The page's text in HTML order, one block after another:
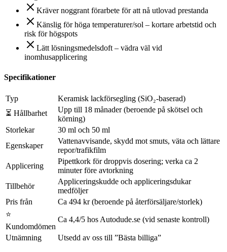
Kräver noggrant förarbete för att nå utlovad prestanda
Känslig för höga temperaturer/sol – kortare arbetstid och
risk för högspots
Lätt lösningsmedelsdoft – vädra väl vid
inomhusapplicering
Specifikationer
Typ
Keramisk lackförsegling (SiO₂-baserad)
⏳ Hållbarhet
Upp till 18 månader (beroende på skötsel och
körning)
Storlekar
30 ml och 50 ml
Egenskaper
Vattenavvisande, skydd mot smuts, väta och lättare
repor/trafikfilm
Applicering
Pipettkork för droppvis dosering; verka ca 2
minuter före avtorkning
Tillbehör
Appliceringskudde och appliceringsdukar
medföljer
Pris från
Ca 494 kr (beroende på återförsäljare/storlek)
⭐
Kundomdömen
Ca 4,4/5 hos Autodude.se (vid senaste kontroll)
Utnämning Utsedd av oss till ”Bästa billiga”